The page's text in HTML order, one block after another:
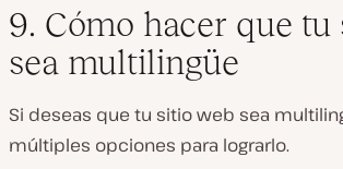
9. Cómo hacer que
sea multilingüe
Si deseas que tu sitio web sea
múltiples opciones para lograrlo.